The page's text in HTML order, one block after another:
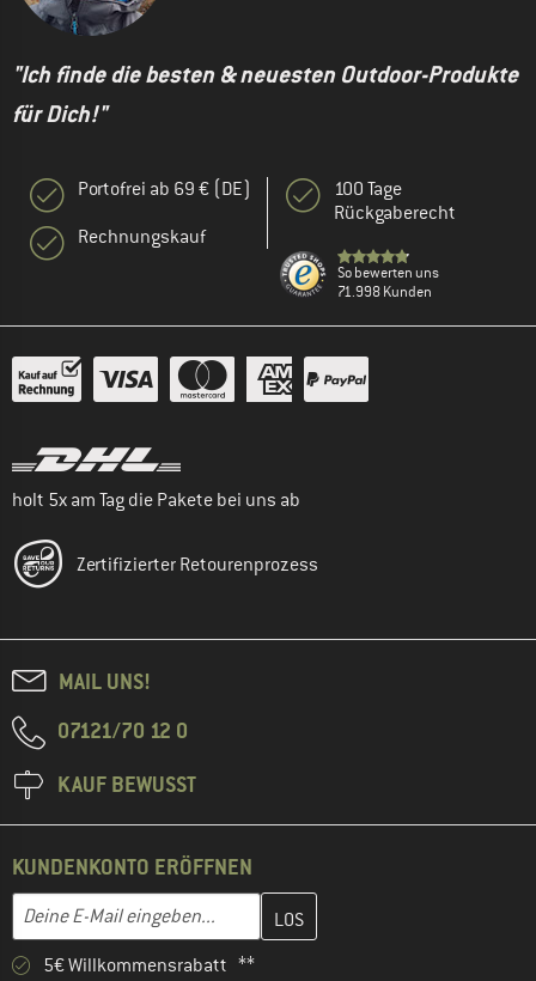
"Ich finde die besten & neuesten Outdoor-Produkte
für Dich!"
Portofrei ab 69 € (DE)
Rechnungskauf
100 Tage
Rückgaberecht
So bewerten uns
71.998 Kunden
holt 5x am Tag die Pakete bei uns ab
Zertifizierter Retourenprozess
MAIL UNS!
07121/70 12 0
KAUF BEWUSST
KUNDENKONTO ERÖFFNEN
E-Mail-Adresse
Gib hier deine E-Mail-Adresse ein und erstelle im nächsten
5€ Willkommensrabatt **